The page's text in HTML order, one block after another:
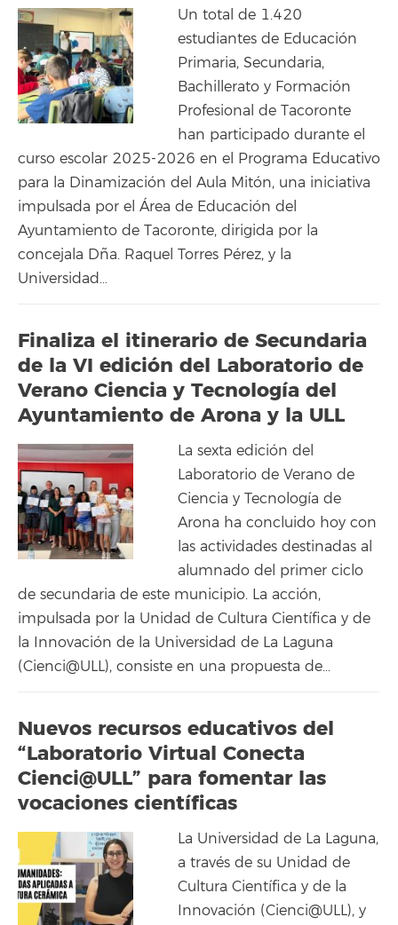
Un total de 1.420
estudiantes de Educación
Primaria, Secundaria,
Bachillerato y Formación
Profesional de Tacoronte
han participado durante el
curso escolar 2025-2026 en el Programa Educativo
para la Dinamización del Aula Mitón, una iniciativa
impulsada por el Área de Educación del
Ayuntamiento de Tacoronte, dirigida por la
concejala Dña. Raquel Torres Pérez, y la
Universidad…
Finaliza el itinerario de Secundaria
de la VI edición del Laboratorio de
Verano Ciencia y Tecnología del
Ayuntamiento de Arona y la ULL
La sexta edición del
Laboratorio de Verano de
Ciencia y Tecnología de
Arona ha concluido hoy con
las actividades destinadas al
alumnado del primer ciclo
de secundaria de este municipio. La acción,
impulsada por la Unidad de Cultura Científica y de
la Innovación de la Universidad de La Laguna
(Cienci@ULL), consiste en una propuesta de…
Nuevos recursos educativos del
“Laboratorio Virtual Conecta
Cienci@ULL” para fomentar las
vocaciones científicas
La Universidad de La Laguna,
a través de su Unidad de
Cultura Científica y de la
Innovación (Cienci@ULL), y